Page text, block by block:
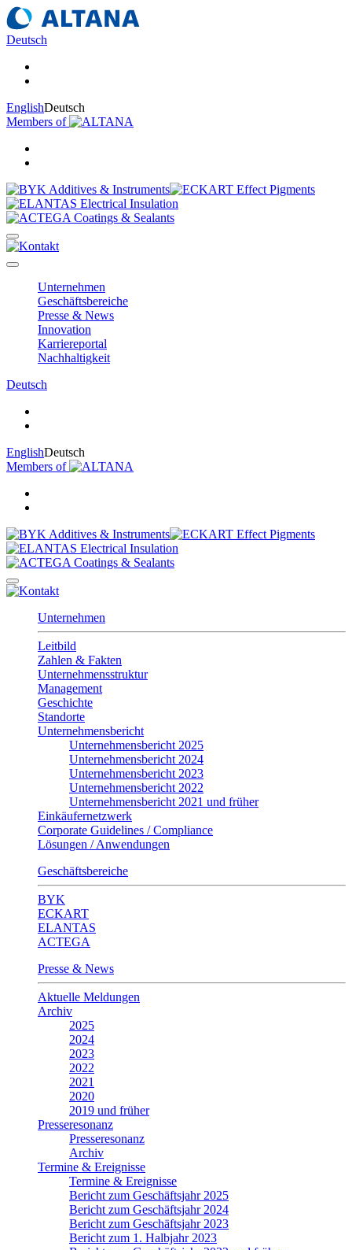
Deutsch
EnglishDeutsch
Members of
Unternehmen
Geschäftsbereiche
Presse & News
Innovation
Karriereportal
Nachhaltigkeit
Deutsch
EnglishDeutsch
Members of
Unternehmen
Leitbild
Zahlen & Fakten
Unternehmensstruktur
Management
Geschichte
Standorte
Unternehmensbericht
Unternehmensbericht 2025
Unternehmensbericht 2024
Unternehmensbericht 2023
Unternehmensbericht 2022
Unternehmensbericht 2021 und früher
Einkäufernetzwerk
Corporate Guidelines / Compliance
Lösungen / Anwendungen
Geschäftsbereiche
BYK
ECKART
ELANTAS
ACTEGA
Presse & News
Aktuelle Meldungen
Archiv
2025
2024
2023
2022
2021
2020
2019 und früher
Presseresonanz
Presseresonanz
Archiv
Termine & Ereignisse
Termine & Ereignisse
Bericht zum Geschäftsjahr 2025
Bericht zum Geschäftsjahr 2024
Bericht zum Geschäftsjahr 2023
Bericht zum 1. Halbjahr 2023